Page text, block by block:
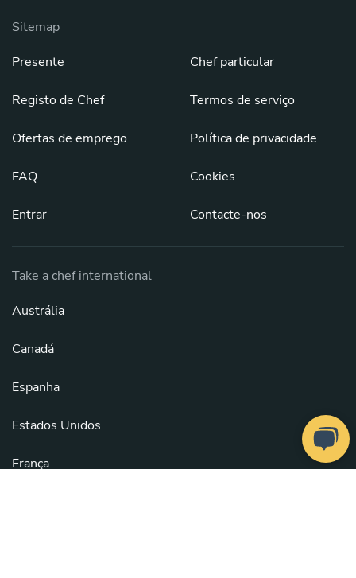
Sitemap
Presente
Registo de Chef
Ofertas de emprego
FAQ
Entrar
Chef particular
Termos de serviço
Política de privacidade
Cookies
Contacte-nos
Take a chef international
Austrália
Canadá
Espanha
Estados Unidos
França